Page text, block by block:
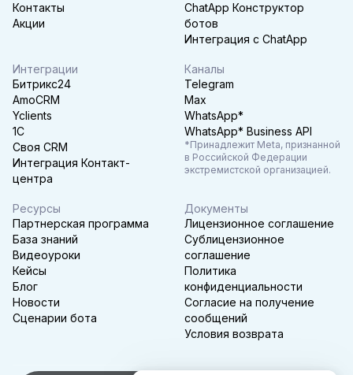
Контакты
Акции
ChatApp Конструктор
ботов
Интеграция с ChatApp
Интеграции
Битрикс24
AmoCRM
Yclients
1C
Своя CRM
Интеграция Контакт-
центра
Каналы
Telegram
Max
WhatsApp*
WhatsApp* Business API
*Принадлежит Meta, признанной
в Российской Федерации
экстремистской организацией.
Ресурсы
Партнерская программа
База знаний
Видеоуроки
Кейсы
Блог
Новости
Сценарии бота
Документы
Лицензионное соглашение
Сублицензионное
соглашение
Политика
конфиденциальности
Согласие на получение
сообщений
Условия возврата